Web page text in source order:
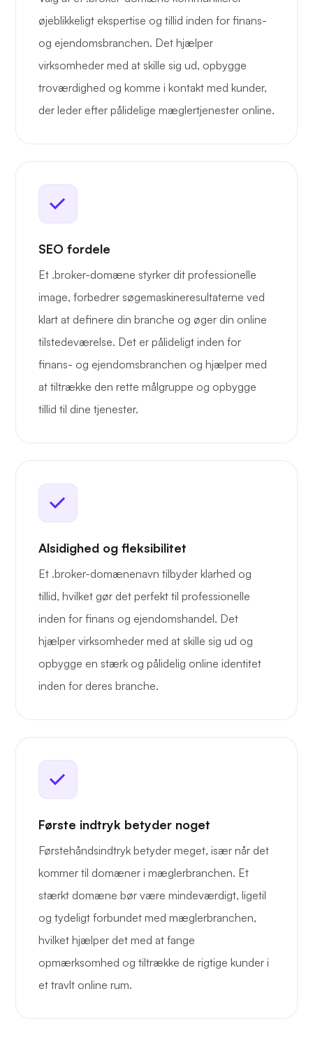
øjeblikkeligt ekspertise og tillid inden for finans-
og ejendomsbranchen. Det hjælper
virksomheder med at skille sig ud, opbygge
troværdighed og komme i kontakt med kunder,
der leder efter pålidelige mæglertjenester online.
SEO fordele
Et .broker-domæne styrker dit professionelle
image, forbedrer søgemaskineresultaterne ved
klart at definere din branche og øger din online
tilstedeværelse. Det er pålideligt inden for
finans- og ejendomsbranchen og hjælper med
at tiltrække den rette målgruppe og opbygge
tillid til dine tjenester.
Alsidighed og fleksibilitet
Et .broker-domænenavn tilbyder klarhed og
tillid, hvilket gør det perfekt til professionelle
inden for finans og ejendomshandel. Det
hjælper virksomheder med at skille sig ud og
opbygge en stærk og pålidelig online identitet
inden for deres branche.
Første indtryk betyder noget
Førstehåndsindtryk betyder meget, især når det
kommer til domæner i mæglerbranchen. Et
stærkt domæne bør være mindeværdigt, ligetil
og tydeligt forbundet med mæglerbranchen,
hvilket hjælper det med at fange
opmærksomhed og tiltrække de rigtige kunder i
et travlt online rum.